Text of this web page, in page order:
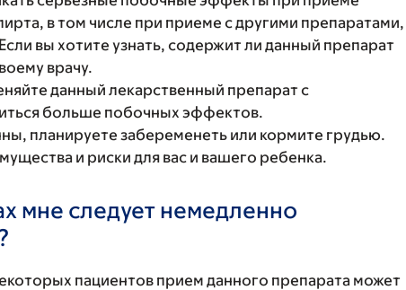
в том числе при приеме с другими препаратами,
вы хотите узнать, содержит ли данный препарат
врачу.
данный лекарственный препарат с
больше побочных эффектов.
планируете забеременеть или кормите грудью.
и риски для вас и вашего ребенка.
мне следует немедленно
пациентов прием данного препарата может